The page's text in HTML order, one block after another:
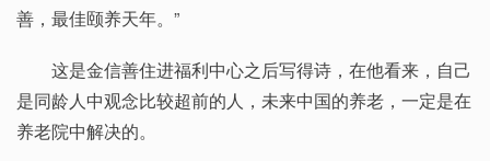
善，最佳颐养天年。”
这是金信善住进福利中心之后写得诗，在他看来，自己
是同龄人中观念比较超前的人，未来中国的养老，一定是在
养老院中解决的。